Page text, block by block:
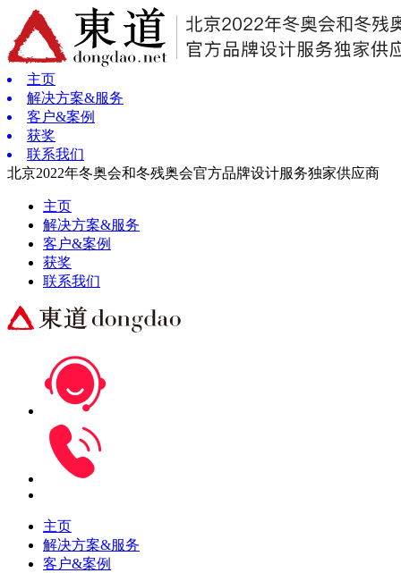
主页
解决方案&服务
客户&案例
获奖
联系我们
北京2022年冬奥会和冬残奥会官方品牌设计服务独家供应商
主页
解决方案&服务
客户&案例
获奖
联系我们
主页
解决方案&服务
客户&案例